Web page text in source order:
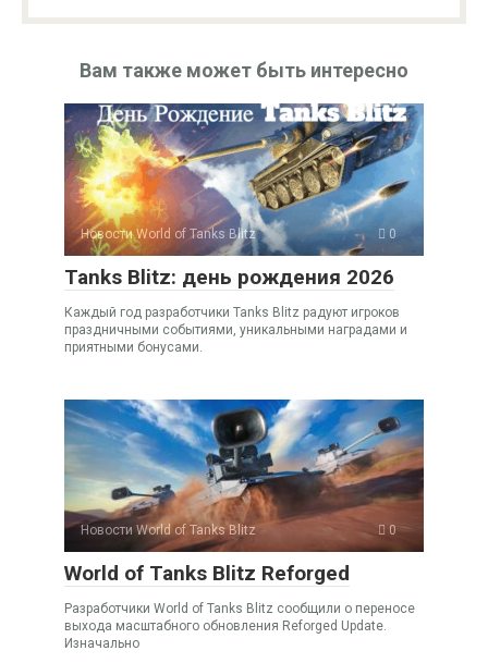
Вам также может быть интересно
Новости World of Tanks Blitz 0
Tanks Blitz: день рождения 2026
Каждый год разработчики Tanks Blitz радуют игроков
праздничными событиями, уникальными наградами и
приятными бонусами.
Новости World of Tanks Blitz 0
World of Tanks Blitz Reforged
Разработчики World of Tanks Blitz сообщили о переносе
выхода масштабного обновления Reforged Update.
Изначально